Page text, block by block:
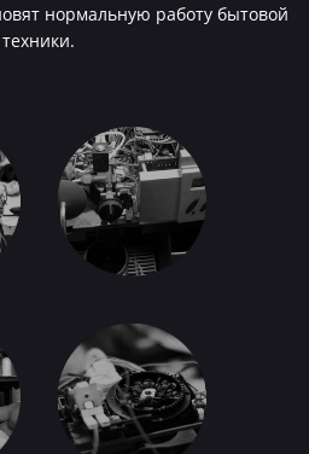
нормальную работу бытовой
техники.